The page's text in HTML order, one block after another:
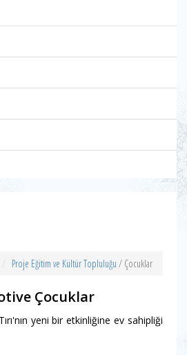
Proje Eğitim ve Kültür Topluluğu / Çocuklar
Çocuklar
yeni bir etkinliğine ev sahipliği